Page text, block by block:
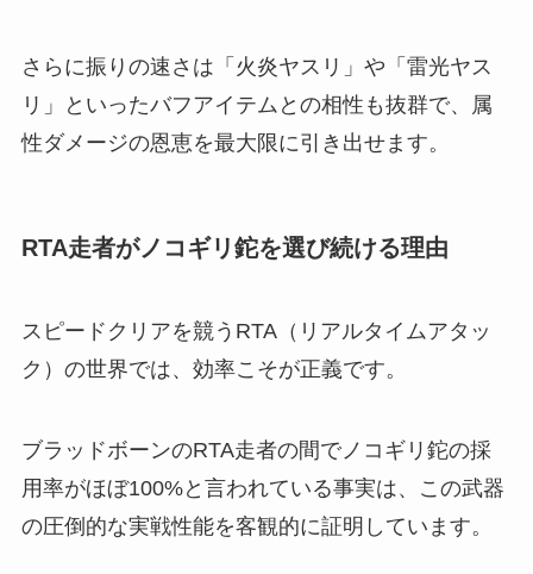
さらに振りの速さは「火炎ヤスリ」や「雷光ヤス
リ」といったバフアイテムとの相性も抜群で、属
性ダメージの恩恵を最大限に引き出せます。
RTA走者がノコギリ鉈を選び続ける理由
スピードクリアを競うRTA（リアルタイムアタッ
ク）の世界では、効率こそが正義です。
ブラッドボーンのRTA走者の間でノコギリ鉈の採
用率がほぼ100%と言われている事実は、この武器
の圧倒的な実戦性能を客観的に証明しています。